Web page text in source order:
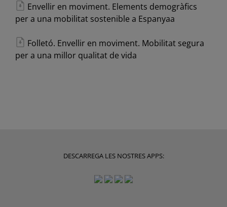
Envellir en moviment. Elements demogràfics
per a una mobilitat sostenible a Espanyaa
Folletó. Envellir en moviment. Mobilitat segura
per a una millor qualitat de vida
DESCARREGA LES NOSTRES APPS: